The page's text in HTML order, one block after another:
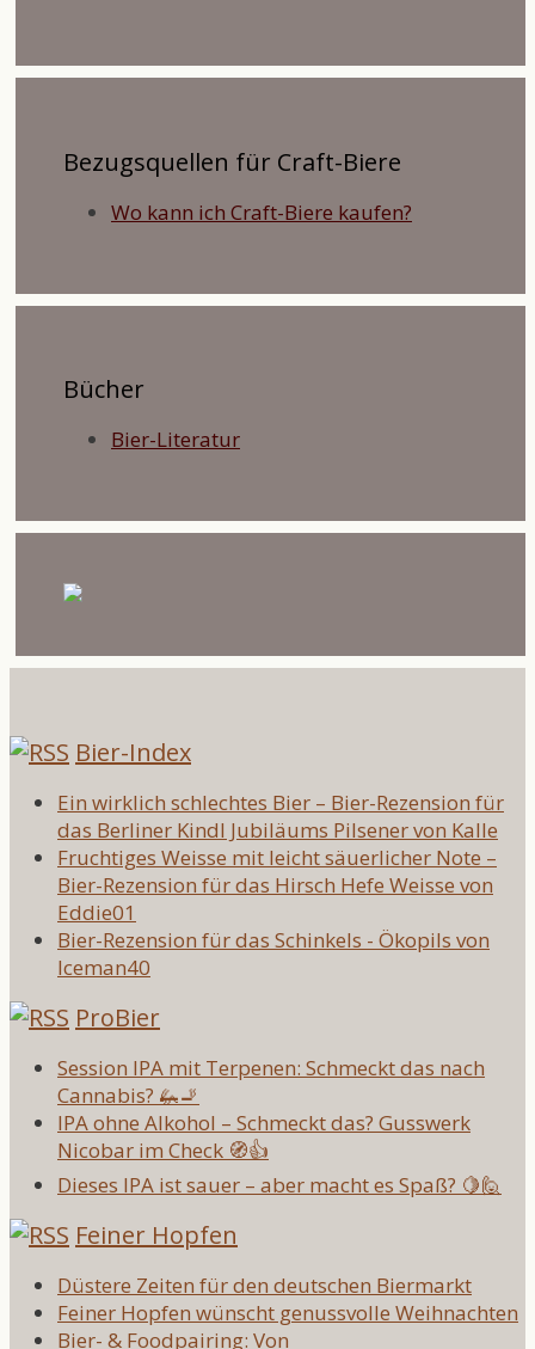
Bezugsquellen für Craft-Biere
Wo kann ich Craft-Biere kaufen?
Bücher
Bier-Literatur
Bier-Index
Ein wirklich schlechtes Bier – Bier-Rezension für
das Berliner Kindl Jubiläums Pilsener von Kalle
Fruchtiges Weisse mit leicht säuerlicher Note –
Bier-Rezension für das Hirsch Hefe Weisse von
Eddie01
Bier-Rezension für das Schinkels - Ökopils von
Iceman40
ProBier
Session IPA mit Terpenen: Schmeckt das nach
Cannabis? 🦗🚬
IPA ohne Alkohol – Schmeckt das? Gusswerk
Nicobar im Check 🧭👍
Dieses IPA ist sauer – aber macht es Spaß? 🍋🙋
Feiner Hopfen
Düstere Zeiten für den deutschen Biermarkt
Feiner Hopfen wünscht genussvolle Weihnachten
Bier- & Foodpairing: Von